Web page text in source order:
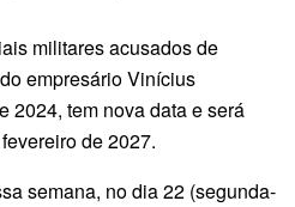
militares acusados de
empresário Vinícius
2024, tem nova data e será
de 2027.
semana, no dia 22 (segunda-